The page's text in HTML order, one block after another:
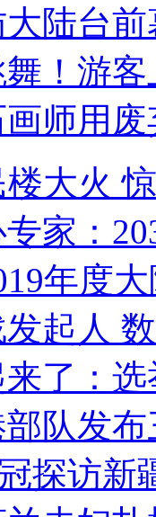
陆台
！游客
师用
楼大火
家：
年度
起人
了：
队发
探访新